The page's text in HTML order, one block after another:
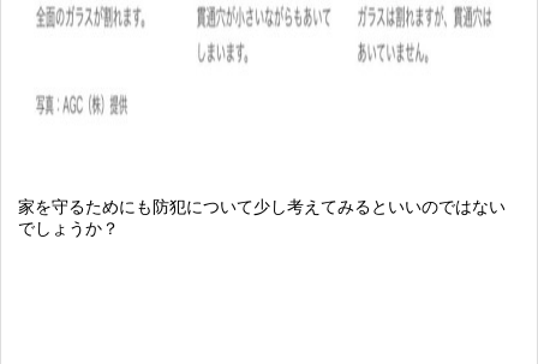
家を守るためにも防犯について少し考えてみるといいのではない
でしょうか？